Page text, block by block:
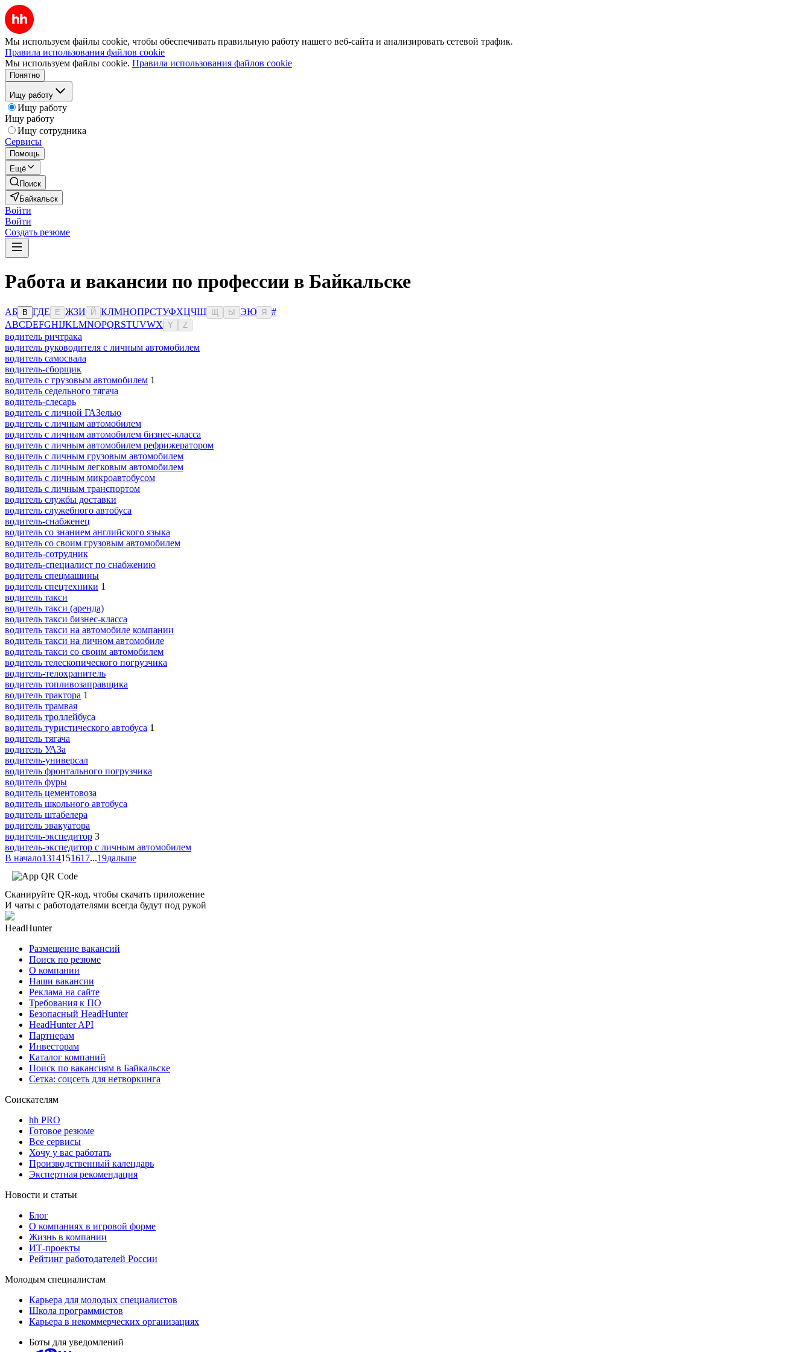
Мы используем файлы cookie, чтобы обеспечивать правильную работу нашего веб-сайта и анализировать сетевой трафик.
Правила использования файлов cookie
Мы используем файлы cookie. Правила использования файлов cookie
Понятно
Ищу работу
Ищу работу
Ищу работу
Ищу сотрудника
Сервисы
Помощь
Ещё
Поиск
Байкальск
Войти
Войти
Создать резюме
Работа и вакансии по профессии в Байкальске
АБ В ГДЕ Ё ЖЗИ Й КЛМНОПРСТУФХЦЧШ Ы ЭЮ Я
#
ABCDEFGHIJKLMNOPQRSTUVWX Y Z
водитель ричтрака
водитель руководителя с личным автомобилем
водитель самосвала
водитель-сборщик
водитель с грузовым автомобилем 1
водитель седельного тягача
водитель-слесарь
водитель с личной ГАЗелью
водитель с личным автомобилем
водитель с личным автомобилем бизнес-класса
водитель с личным автомобилем рефрижератором
водитель с личным грузовым автомобилем
водитель с личным легковым автомобилем
водитель с личным микроавтобусом
водитель с личным транспортом
водитель службы доставки
водитель служебного автобуса
водитель-снабженец
водитель со знанием английского языка
водитель со своим грузовым автомобилем
водитель-сотрудник
водитель-специалист по снабжению
водитель спецмашины
водитель спецтехники 1
водитель такси
водитель такси (аренда)
водитель такси бизнес-класса
водитель такси на автомобиле компании
водитель такси на личном автомобиле
водитель такси со своим автомобилем
водитель телескопического погрузчика
водитель-телохранитель
водитель топливозаправщика
водитель трактора 1
водитель трамвая
водитель троллейбуса
водитель туристического автобуса 1
водитель тягача
водитель УАЗа
водитель-универсал
водитель фронтального погрузчика
водитель фуры
водитель цементовоза
водитель школьного автобуса
водитель штабелера
водитель эвакуатора
водитель-экспедитор 3
водитель-экспедитор c личным автомобилем
В начало1314151617...19дальше
Сканируйте QR-код, чтобы скачать приложение
И чаты с работодателями всегда будут под рукой
HeadHunter
Размещение вакансий
Поиск по резюме
О компании
Наши вакансии
Реклама на сайте
Требования к ПО
Безопасный HeadHunter
HeadHunter API
Партнерам
Инвесторам
Каталог компаний
Поиск по вакансиям в Байкальске
Сетка: соцсеть для нетворкинга
Соискателям
hh PRO
Готовое резюме
Все сервисы
Хочу у вас работать
Производственный календарь
Экспертная рекомендация
Новости и статьи
Блог
О компаниях в игровой форме
Жизнь в компании
ИТ-проекты
Рейтинг работодателей России
Молодым специалистам
Карьера для молодых специалистов
Школа программистов
Карьера в некоммерческих организациях
Боты для уведомлений